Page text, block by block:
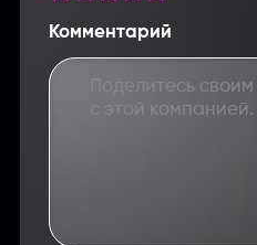
Комментарий